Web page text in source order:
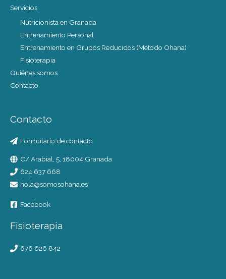
Servicios
Nutricionista en Granada
Entrenamiento Personal
Entrenamiento en Grupos Reducidos (Método Ohana)
Fisioterapia
Quiénes somos
Contacto
Contacto
Formulario de contacto
C/ Arabial, 5, 18004 Granada
624 637 668
hola@somosohana.es
Facebook
Fisioterapia
676 626 842